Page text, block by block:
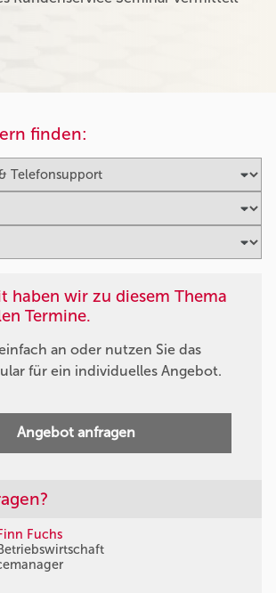
finden:
haben wir zu diesem Thema
Termine.
an oder nutzen Sie das
für ein individuelles Angebot.
Angebot anfragen
Fuchs